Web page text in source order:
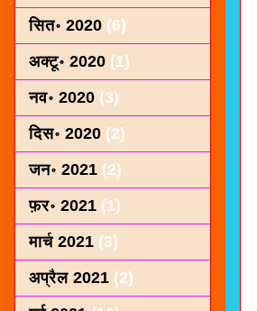
सित॰ 2020 (6)
अक्टू॰ 2020 (1)
नव॰ 2020 (3)
दिस॰ 2020 (2)
जन॰ 2021 (2)
फ़र॰ 2021 (1)
मार्च 2021 (3)
अप्रैल 2021 (2)